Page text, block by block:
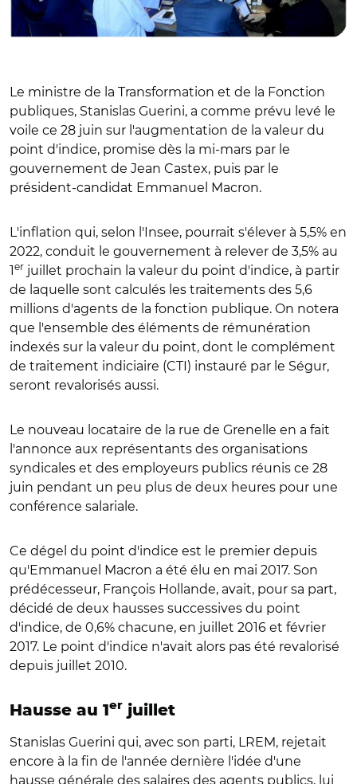
Le ministre de la Transformation et de la Fonction
publiques, Stanislas Guerini, a comme prévu levé le
voile ce 28 juin sur l'augmentation de la valeur du
point d'indice, promise dès la mi-mars par le
gouvernement de Jean Castex, puis par le
président-candidat Emmanuel Macron.
L'inflation qui, selon l'Insee, pourrait s'élever à 5,5% en
2022, conduit le gouvernement à relever de 3,5% au
1er juillet prochain la valeur du point d'indice, à partir
de laquelle sont calculés les traitements des 5,6
millions d'agents de la fonction publique. On notera
que l'ensemble des éléments de rémunération
indexés sur la valeur du point, dont le complément
de traitement indiciaire (CTI) instauré par le Ségur,
seront revalorisés aussi.
Le nouveau locataire de la rue de Grenelle en a fait
l'annonce aux représentants des organisations
syndicales et des employeurs publics réunis ce 28
juin pendant un peu plus de deux heures pour une
conférence salariale.
Ce dégel du point d'indice est le premier depuis
qu'Emmanuel Macron a été élu en mai 2017. Son
prédécesseur, François Hollande, avait, pour sa part,
décidé de deux hausses successives du point
d'indice, de 0,6% chacune, en juillet 2016 et février
2017. Le point d'indice n'avait alors pas été revalorisé
depuis juillet 2010.
Hausse au 1 er juillet
Stanislas Guerini qui, avec son parti, LREM, rejetait
encore à la fin de l'année dernière l'idée d'une
hausse générale des salaires des agents publics, lui